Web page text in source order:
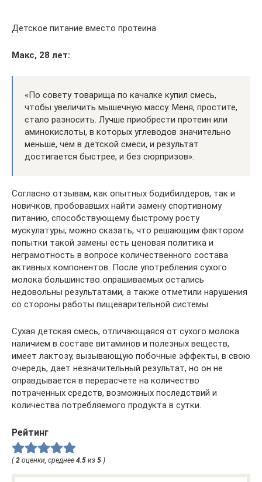
Детское питание вместо протеина
Макс, 28 лет:
«По совету товарища по качалке купил смесь,
чтобы увеличить мышечную массу. Меня, простите,
стало разносить. Лучше приобрести протеин или
аминокислоты, в которых углеводов значительно
меньше, чем в детской смеси, и результат
достигается быстрее, и без сюрпризов».
Согласно отзывам, как опытных бодибилдеров, так и
новичков, пробовавших найти замену спортивному
питанию, способствующему быстрому росту
мускулатуры, можно сказать, что решающим фактором
попытки такой замены есть ценовая политика и
неграмотность в вопросе количественного состава
активных компонентов. После употребления сухого
молока большинство опрашиваемых остались
недовольны результатами, а также отметили нарушения
со стороны работы пищеварительной системы.
Сухая детская смесь, отличающаяся от сухого молока
наличием в составе витаминов и полезных веществ,
имеет лактозу, вызывающую побочные эффекты, в свою
очередь, дает незначительный результат, но он не
оправдывается в перерасчете на количество
потраченных средств, возможных последствий и
количества потребляемого продукта в сутки.
Рейтинг
(2 оценки, среднее 4.5 из 5 )